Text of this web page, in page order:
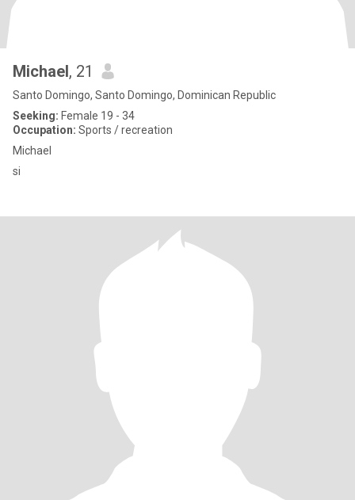
Michael, 21
Santo Domingo, Santo Domingo, Dominican Republic
Seeking: Female 19 - 34
Occupation: Sports / recreation
Michael
si